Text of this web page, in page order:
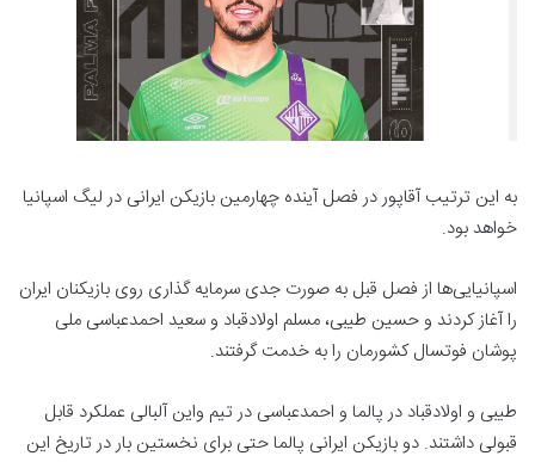
به این ترتیب آقاپور در فصل آینده چهارمین بازیکن ایرانی در لیگ اسپانیا
خواهد بود.
اسپانیایی‌ها از فصل قبل به صورت جدی سرمایه گذاری روی بازیکنان ایران
را آغاز کردند و حسین طیبی، مسلم اولادقباد و سعید احمدعباسی ملی
پوشان فوتسال کشورمان را به خدمت گرفتند.
طیبی و اولادقباد در پالما و احمدعباسی در تیم واین آلبالی عملکرد قابل
قبولی داشتند. دو بازیکن ایرانی پالما حتی برای نخستین بار در تاریخ این